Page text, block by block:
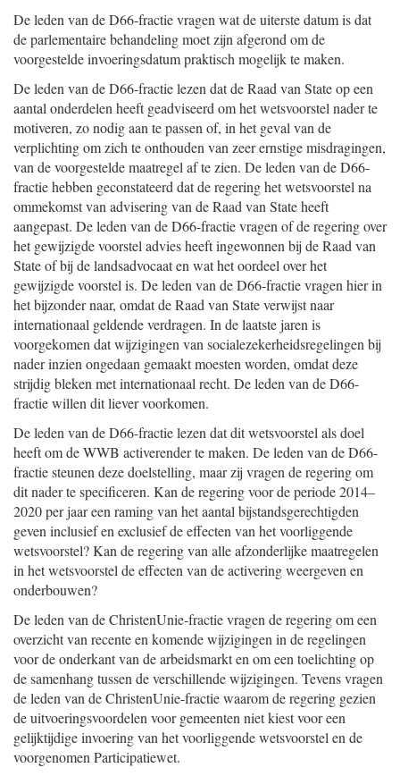
De leden van de D66-fractie vragen wat de uiterste datum is dat
de parlementaire behandeling moet zijn afgerond om de
voorgestelde invoeringsdatum praktisch mogelijk te maken.
De leden van de D66-fractie lezen dat de Raad van State op een
aantal onderdelen heeft geadviseerd om het wetsvoorstel nader te
motiveren, zo nodig aan te passen of, in het geval van de
verplichting om zich te onthouden van zeer ernstige misdragingen,
van de voorgestelde maatregel af te zien. De leden van de D66-
fractie hebben geconstateerd dat de regering het wetsvoorstel na
ommekomst van advisering van de Raad van State heeft
aangepast. De leden van de D66-fractie vragen of de regering over
het gewijzigde voorstel advies heeft ingewonnen bij de Raad van
State of bij de landsadvocaat en wat het oordeel over het
gewijzigde voorstel is. De leden van de D66-fractie vragen hier in
het bijzonder naar, omdat de Raad van State verwijst naar
internationaal geldende verdragen. In de laatste jaren is
voorgekomen dat wijzigingen van socialezekerheidsregelingen bij
nader inzien ongedaan gemaakt moesten worden, omdat deze
strijdig bleken met internationaal recht. De leden van de D66-
fractie willen dit liever voorkomen.
De leden van de D66-fractie lezen dat dit wetsvoorstel als doel
heeft om de WWB activerender te maken. De leden van de D66-
fractie steunen deze doelstelling, maar zij vragen de regering om
dit nader te specificeren. Kan de regering voor de periode 2014–
2020 per jaar een raming van het aantal bijstandsgerechtigden
geven inclusief en exclusief de effecten van het voorliggende
wetsvoorstel? Kan de regering van alle afzonderlijke maatregelen
in het wetsvoorstel de effecten van de activering weergeven en
onderbouwen?
De leden van de ChristenUnie-fractie vragen de regering om een
overzicht van recente en komende wijzigingen in de regelingen
voor de onderkant van de arbeidsmarkt en om een toelichting op
de samenhang tussen de verschillende wijzigingen. Tevens vragen
de leden van de ChristenUnie-fractie waarom de regering gezien
de uitvoeringsvoordelen voor gemeenten niet kiest voor een
gelijktijdige invoering van het voorliggende wetsvoorstel en de
voorgenomen Participatiewet.